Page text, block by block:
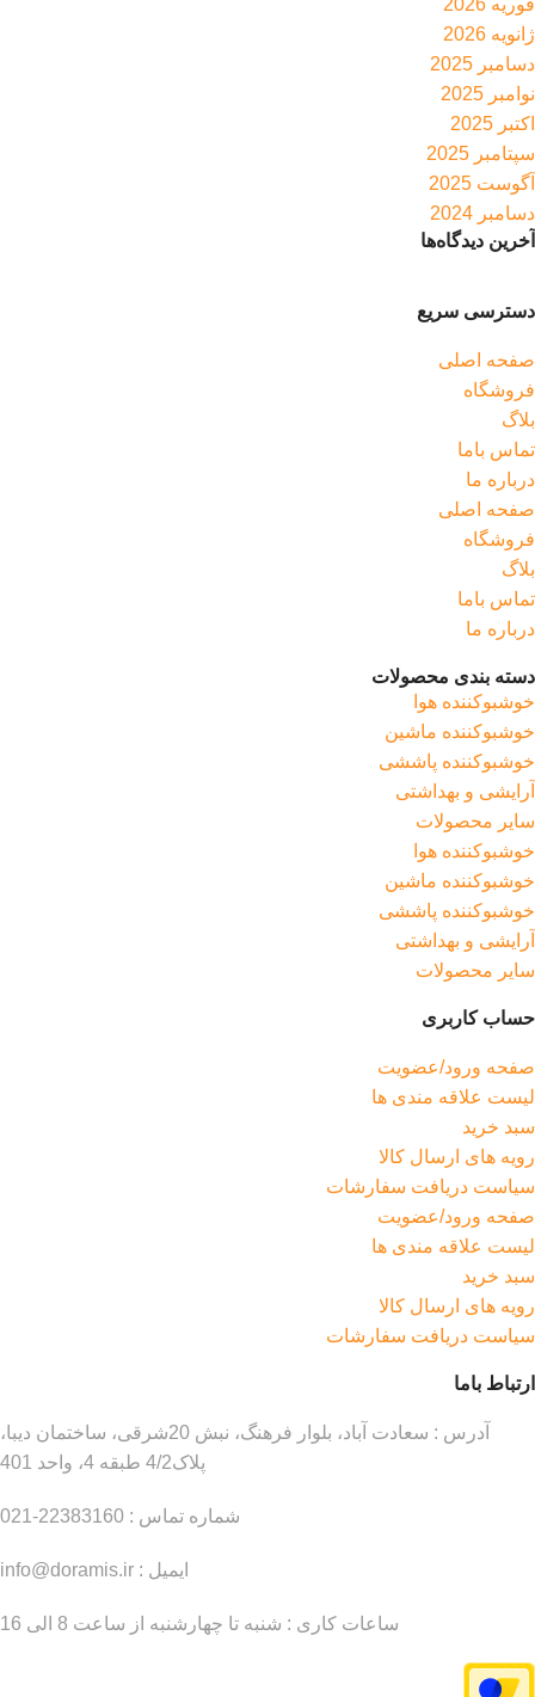
فوریه 2026
ژانویه 2026
دسامبر 2025
نوامبر 2025
اکتبر 2025
سپتامبر 2025
آگوست 2025
دسامبر 2024
آخرین دیدگاه‌ها
دسترسی سریع
صفحه اصلی
فروشگاه
بلاگ
تماس باما
درباره ما
صفحه اصلی
فروشگاه
بلاگ
تماس باما
درباره ما
دسته بندی محصولات
خوشبوکننده هوا
خوشبوکننده ماشین
خوشبوکننده پاششی
آرایشی و بهداشتی
سایر محصولات
خوشبوکننده هوا
خوشبوکننده ماشین
خوشبوکننده پاششی
آرایشی و بهداشتی
سایر محصولات
حساب کاربری
صفحه ورود/عضویت
لیست علاقه مندی ها
سبد خرید
رویه های ارسال کالا
سیاست دریافت سفارشات
صفحه ورود/عضویت
لیست علاقه مندی ها
سبد خرید
رویه های ارسال کالا
سیاست دریافت سفارشات
ارتباط باما
آدرس : سعادت آباد، بلوار فرهنگ، نبش 20شرقی، ساختمان دیبا،
پلاک4/2 طبقه 4، واحد 401
شماره تماس : 22383160-021
ایمیل : info@doramis.ir
ساعات کاری : شنبه تا چهارشنبه از ساعت 8 الی 16